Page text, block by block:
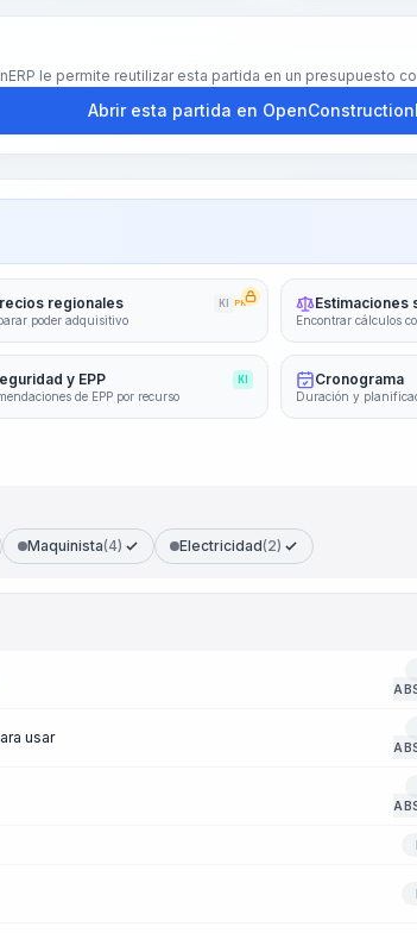
le permite reutilizar esta partida en un
Abrir esta partida en
regionales KI PRO
poder adquisitivo
Estimaciones
Encontrar cálculos
y EPP KI
de EPP por recurso
Cronograma
Duración y
Maquinista(4) Electricidad(2)
usar